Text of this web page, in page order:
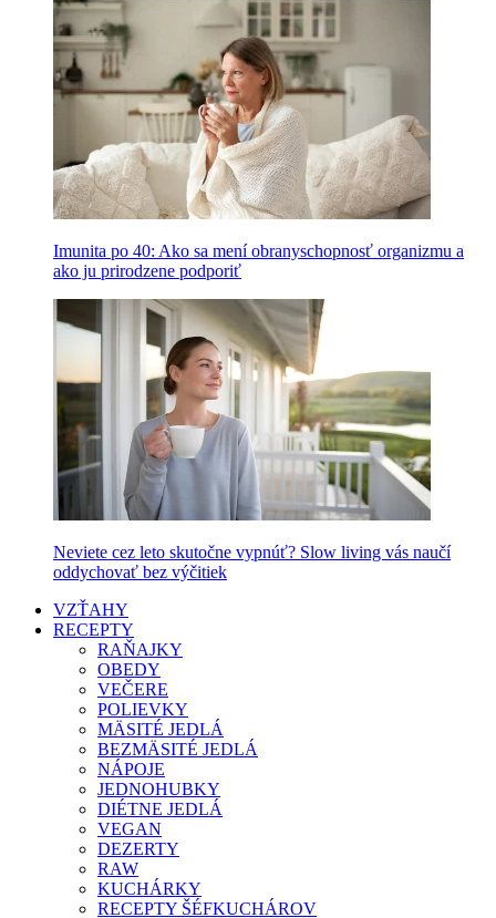
Imunita po 40: Ako sa mení obranyschopnosť organizmu a
ako ju prirodzene podporiť
Neviete cez leto skutočne vypnúť? Slow living vás naučí
oddychovať bez výčitiek
VZŤAHY
RECEPTY
RAŇAJKY
OBEDY
VEČERE
POLIEVKY
MÄSITÉ JEDLÁ
BEZMÄSITÉ JEDLÁ
NÁPOJE
JEDNOHUBKY
DIÉTNE JEDLÁ
VEGAN
DEZERTY
RAW
KUCHÁRKY
RECEPTY ŠÉFKUCHÁROV